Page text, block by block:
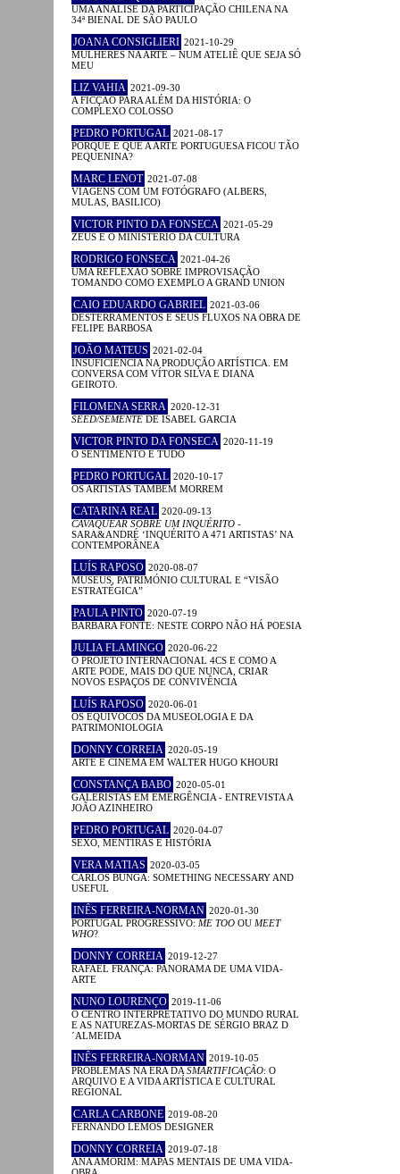
UMA ANÁLISE DA PARTICIPAÇÃO CHILENA NA
34ª BIENAL DE SÃO PAULO
JOANA CONSIGLIERI 2021-10-29
MULHERES NA ARTE – NUM ATELIÊ QUE SEJA SÓ
MEU
LIZ VAHIA 2021-09-30
A FICÇÃO PARA ALÉM DA HISTÓRIA: O
COMPLEXO COLOSSO
PEDRO PORTUGAL 2021-08-17
PORQUE É QUE A ARTE PORTUGUESA FICOU TÃO
PEQUENINA?
MARC LENOT 2021-07-08
VIAGENS COM UM FOTÓGRAFO (ALBERS,
MULAS, BASILICO)
VICTOR PINTO DA FONSECA 2021-05-29
ZEUS E O MINISTÉRIO DA CULTURA
RODRIGO FONSECA 2021-04-26
UMA REFLEXÃO SOBRE IMPROVISAÇÃO
TOMANDO COMO EXEMPLO A GRAND UNION
CAIO EDUARDO GABRIEL 2021-03-06
DESTERRAMENTOS E SEUS FLUXOS NA OBRA DE
FELIPE BARBOSA
JOÃO MATEUS 2021-02-04
INSUFICIÊNCIA NA PRODUÇÃO ARTÍSTICA. EM
CONVERSA COM VÍTOR SILVA E DIANA
GEIROTO.
FILOMENA SERRA 2020-12-31
SEED/SEMENTE DE ISABEL GARCIA
VICTOR PINTO DA FONSECA 2020-11-19
O SENTIMENTO É TUDO
PEDRO PORTUGAL 2020-10-17
OS ARTISTAS TAMBÉM MORREM
CATARINA REAL 2020-09-13
CAVAQUEAR SOBRE UM INQUÉRITO -
SARA&ANDRÉ ‘INQUÉRITO A 471 ARTISTAS’ NA
CONTEMPORÂNEA
LUÍS RAPOSO 2020-08-07
MUSEUS, PATRIMÓNIO CULTURAL E “VISÃO
ESTRATÉGICA”
PAULA PINTO 2020-07-19
BÁRBARA FONTE: NESTE CORPO NÃO HÁ POESIA
JULIA FLAMINGO 2020-06-22
O PROJETO INTERNACIONAL 4CS E COMO A
ARTE PODE, MAIS DO QUE NUNCA, CRIAR
NOVOS ESPAÇOS DE CONVIVÊNCIA
LUÍS RAPOSO 2020-06-01
OS EQUÍVOCOS DA MUSEOLOGIA E DA
PATRIMONIOLOGIA
DONNY CORREIA 2020-05-19
ARTE E CINEMA EM WALTER HUGO KHOURI
CONSTANÇA BABO 2020-05-01
GALERISTAS EM EMERGÊNCIA - ENTREVISTA A
JOÃO AZINHEIRO
PEDRO PORTUGAL 2020-04-07
SEXO, MENTIRAS E HISTÓRIA
VERA MATIAS 2020-03-05
CARLOS BUNGA: SOMETHING NECESSARY AND
USEFUL
INÊS FERREIRA-NORMAN 2020-01-30
PORTUGAL PROGRESSIVO: ME TOO OU MEET
WHO?
DONNY CORREIA 2019-12-27
RAFAEL FRANÇA: PANORAMA DE UMA VIDA-
ARTE
NUNO LOURENÇO 2019-11-06
O CENTRO INTERPRETATIVO DO MUNDO RURAL
E AS NATUREZAS-MORTAS DE SÉRGIO BRAZ D
´ALMEIDA
INÊS FERREIRA-NORMAN 2019-10-05
PROBLEMAS NA ERA DA SMARTIFICAÇÃO: O
ARQUIVO E A VIDA ARTÍSTICA E CULTURAL
REGIONAL
CARLA CARBONE 2019-08-20
FERNANDO LEMOS DESIGNER
DONNY CORREIA 2019-07-18
ANA AMORIM: MAPAS MENTAIS DE UMA VIDA-